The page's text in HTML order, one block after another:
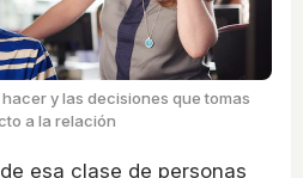
y las decisiones que tomas
a la relación
esa clase de personas